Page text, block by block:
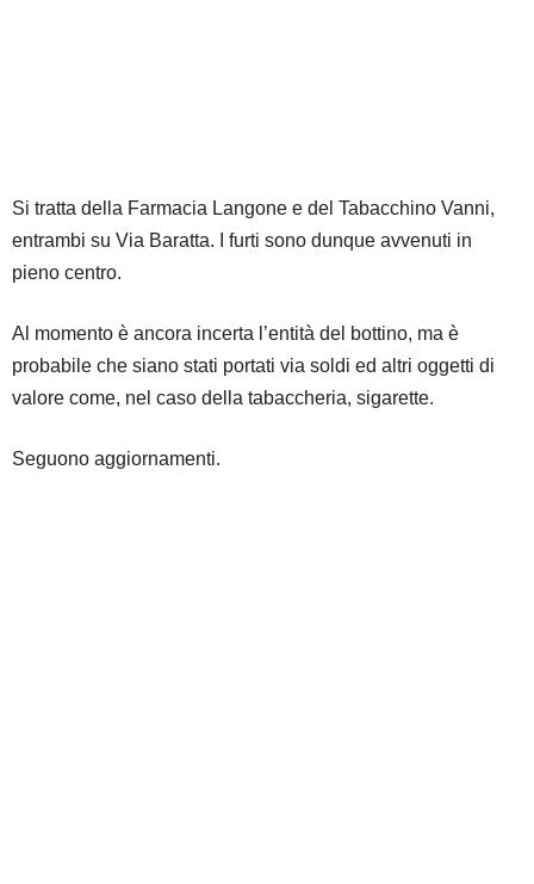
Si tratta della Farmacia Langone e del Tabacchino Vanni,
entrambi su Via Baratta. I furti sono dunque avvenuti in
pieno centro.
Al momento è ancora incerta l’entità del bottino, ma è
probabile che siano stati portati via soldi ed altri oggetti di
valore come, nel caso della tabaccheria, sigarette.
Seguono aggiornamenti.